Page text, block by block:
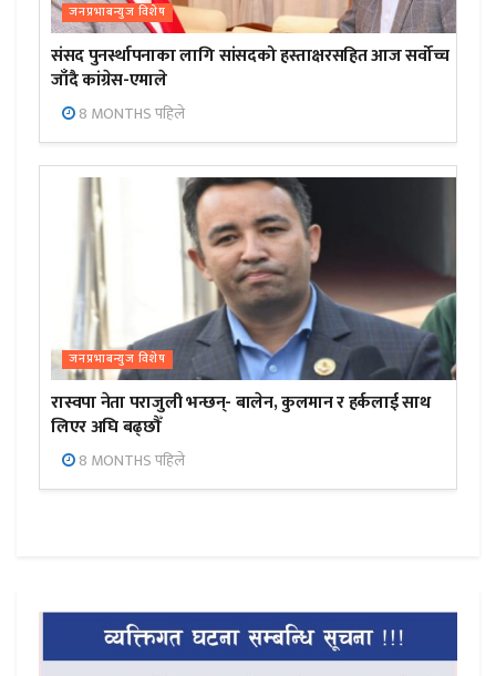
जनप्रभाबन्युज विशेष
संसद पुनर्स्थापनाका लागि सांसदको हस्ताक्षरसहित आज सर्वोच्च
जाँदै कांग्रेस-एमाले
8 MONTHS पहिले
जनप्रभाबन्युज विशेष
रास्वपा नेता पराजुली भन्छन्- बालेन, कुलमान र हर्कलाई साथ
लिएर अघि बढ्छौँ
8 MONTHS पहिले